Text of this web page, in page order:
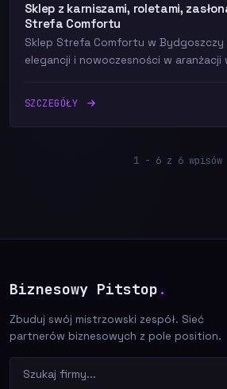
Sklep z karniszami, roletami,
Strefa Comfortu
Sklep Strefa Comfortu w Bydgoszczy
elegancji i nowoczesności w aranżacji
SZCZEGÓŁY
1 - 6 z 6 wpisów
Biznesowy Pitstop .
Zbuduj swój mistrzowski zespół. Sieć
partnerów biznesowych z pole position.